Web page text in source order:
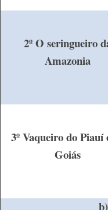
2º O seringueiro
Amazonia
3º Vaqueiro do Piauí
Goiás